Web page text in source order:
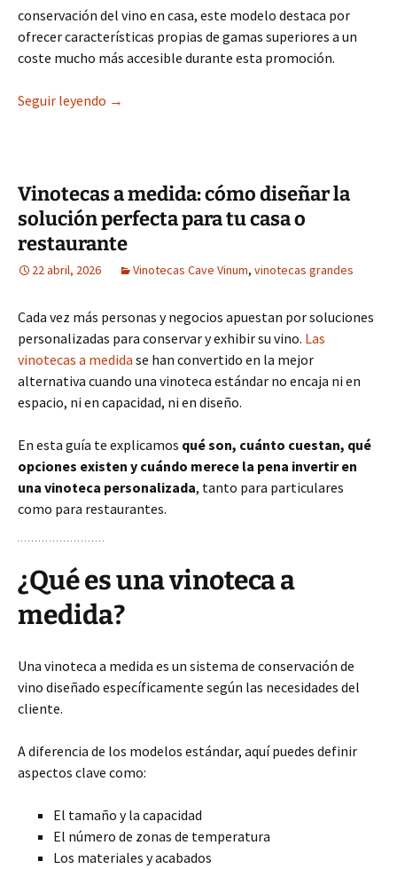
conservación del vino en casa, este modelo destaca por
ofrecer características propias de gamas superiores a un
coste mucho más accesible durante esta promoción.
Seguir leyendo Vinoteca en acero inoxidable Cave Vinum CV-
→
Vinotecas a medida: cómo diseñar la
solución perfecta para tu casa o
restaurante
22 abril, 2026 Vinotecas Cave Vinum, vinotecas grandes
Cada vez más personas y negocios apuestan por soluciones
personalizadas para conservar y exhibir su vino. Las
vinotecas a medida se han convertido en la mejor
alternativa cuando una vinoteca estándar no encaja ni en
espacio, ni en capacidad, ni en diseño.
En esta guía te explicamos qué son, cuánto cuestan, qué
opciones existen y cuándo merece la pena invertir en
una vinoteca personalizada, tanto para particulares
como para restaurantes.
¿Qué es una vinoteca a
medida?
Una vinoteca a medida es un sistema de conservación de
vino diseñado específicamente según las necesidades del
cliente.
A diferencia de los modelos estándar, aquí puedes definir
aspectos clave como:
El tamaño y la capacidad
El número de zonas de temperatura
Los materiales y acabados